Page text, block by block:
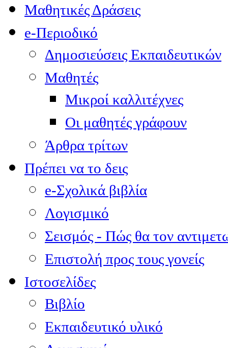
Μαθητικές Δράσεις
e-Περιοδικό
Δημοσιεύσεις Εκπαιδευτικών
Μαθητές
Μικροί καλλιτέχνες
Οι μαθητές γράφουν
Άρθρα τρίτων
Πρέπει να το δεις
e-Σχολικά βιβλία
Λογισμικό
Σεισμός - Πώς θα τον
Επιστολή προς τους γονείς
Ιστοσελίδες
Βιβλίο
Εκπαιδευτικό υλικό